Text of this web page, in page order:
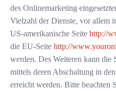
des Onlinemarketing
Vielzahl der Dienste, vor allem
US-amerikanische Seite http://
die EU-Seite http://
werden. Des Weiteren kann die
mittels deren Abschaltung in
erreicht werden. Bitte beachten